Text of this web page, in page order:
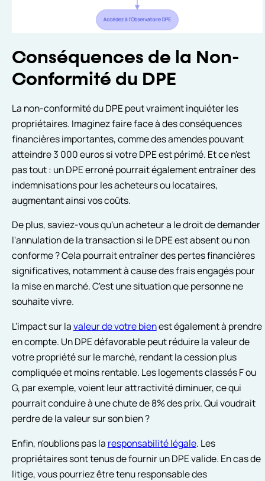
Conséquences de la Non-
Conformité du DPE
La non-conformité du DPE peut vraiment inquiéter les
propriétaires. Imaginez faire face à des conséquences
financières importantes, comme des amendes pouvant
atteindre 3 000 euros si votre DPE est périmé. Et ce n'est
pas tout : un DPE erroné pourrait également entraîner des
indemnisations pour les acheteurs ou locataires,
augmentant ainsi vos coûts.
De plus, saviez-vous qu'un acheteur a le droit de demander
l'annulation de la transaction si le DPE est absent ou non
conforme ? Cela pourrait entraîner des pertes financières
significatives, notamment à cause des frais engagés pour
la mise en marché. C'est une situation que personne ne
souhaite vivre.
L'impact sur lavaleur de votre bienest également à prendre
en compte. Un DPE défavorable peut réduire la valeur de
votre propriété sur le marché, rendant la cession plus
compliquée et moins rentable. Les logements classés F ou
G, par exemple, voient leur attractivité diminuer, ce qui
pourrait conduire à une chute de 8% des prix. Qui voudrait
perdre de la valeur sur son bien ?
Enfin, n'oublions pas la responsabilité légale. Les
propriétaires sont tenus de fournir un DPE valide. En cas de
litige, vous pourriez être tenu responsable des